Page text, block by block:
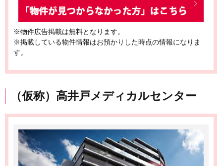
※物件広告掲載は無料となります。
※掲載している物件情報はお預かりした時点の情報になりま
す。
（仮称）高井戸メディカルセンター